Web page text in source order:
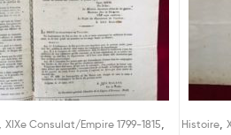
XIXe Consulat/Empire 1799-1815 Histoire ,